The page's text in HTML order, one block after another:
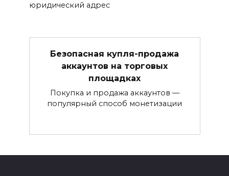
юридический адрес
Безопасная купля-продажа
аккаунтов на торговых
площадках
Покупка и продажа аккаунтов —
популярный способ монетизации